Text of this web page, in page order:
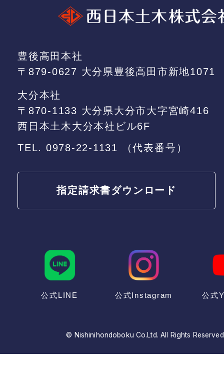
豊後高田本社
〒879-0627 大分県豊後高田市新地1071
大分本社
〒870-1133 大分県大分市大字宮崎416
西日本土木大分本社ビル6F
TEL. 0978-22-1131 （代表番号）
指定請求書ダウンロード
公式LINE 公式Instagram 公式
© Nishinihondoboku Co.Ltd. All Rights Reserved